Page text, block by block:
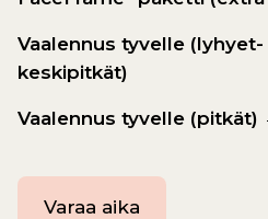
Vaalennus tyvelle (lyhyet-
keskipitkät)
Vaalennus tyvelle (pitkät)
Varaa aika